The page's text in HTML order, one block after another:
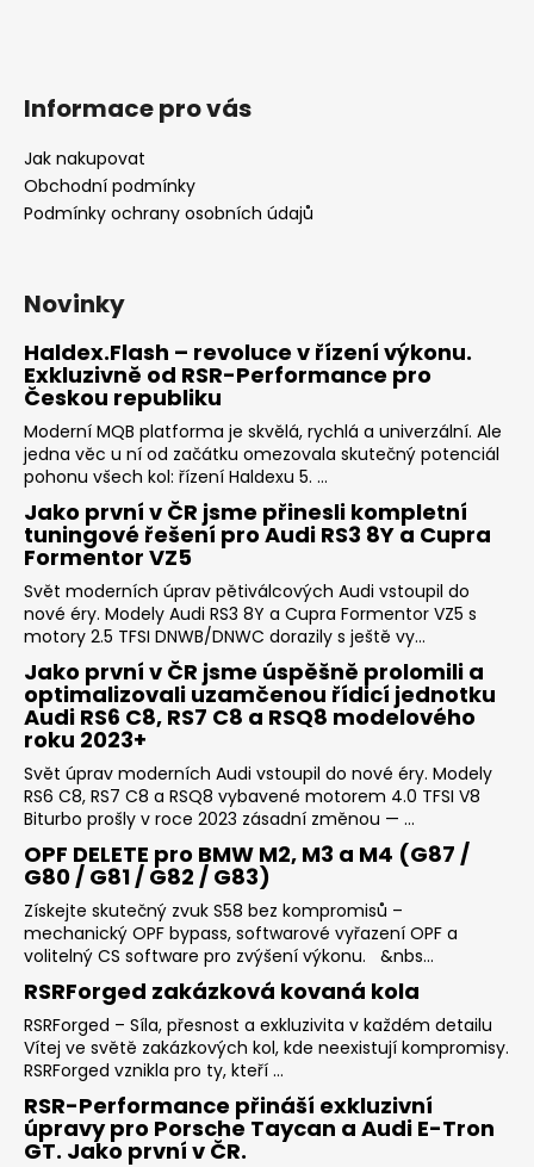
Informace pro vás
Jak nakupovat
Obchodní podmínky
Podmínky ochrany osobních údajů
Novinky
Haldex.Flash – revoluce v řízení výkonu.
Exkluzivně od RSR-Performance pro
Českou republiku
Moderní MQB platforma je skvělá, rychlá a univerzální. Ale
jedna věc u ní od začátku omezovala skutečný potenciál
pohonu všech kol: řízení Haldexu 5. ...
Jako první v ČR jsme přinesli kompletní
tuningové řešení pro Audi RS3 8Y a Cupra
Formentor VZ5
Svět moderních úprav pětiválcových Audi vstoupil do
nové éry. Modely Audi RS3 8Y a Cupra Formentor VZ5 s
motory 2.5 TFSI DNWB/DNWC dorazily s ještě vy...
Jako první v ČR jsme úspěšně prolomili a
optimalizovali uzamčenou řídicí jednotku
Audi RS6 C8, RS7 C8 a RSQ8 modelového
roku 2023+
Svět úprav moderních Audi vstoupil do nové éry. Modely
RS6 C8, RS7 C8 a RSQ8 vybavené motorem 4.0 TFSI V8
Biturbo prošly v roce 2023 zásadní změnou — ...
OPF DELETE pro BMW M2, M3 a M4 (G87 /
G80 / G81 / G82 / G83)
Získejte skutečný zvuk S58 bez kompromisů –
mechanický OPF bypass, softwarové vyřazení OPF a
volitelný CS software pro zvýšení výkonu. &nbs...
RSRForged zakázková kovaná kola
RSRForged – Síla, přesnost a exkluzivita v každém detailu
Vítej ve světě zakázkových kol, kde neexistují kompromisy.
RSRForged vznikla pro ty, kteří ...
RSR-Performance přináší exkluzivní
úpravy pro Porsche Taycan a Audi E-Tron
GT. Jako první v ČR.